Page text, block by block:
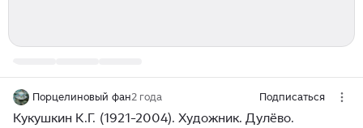
Порцелиновый фан2 года Подписаться
Кукушкин К.Г. (1921-2004). Художник. Дулёво.